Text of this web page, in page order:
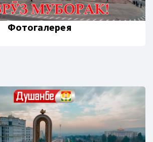
Фотогалерея